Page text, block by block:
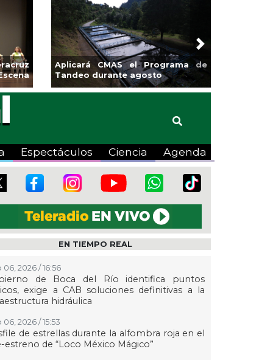
el Programa de
agosto
Guarniciones y banquetas para la
colonia El Mango en Pánuco
Next
Espectáculos Ciencia Agenda
EN TIEMPO REAL
06, 2026 / 16:56
de Boca del Río identifica puntos
exige a CAB soluciones definitivas a la
hidráulica
06, 2026 / 15:53
de estrellas durante la alfombra roja en el
estreno de “Loco México Mágico”